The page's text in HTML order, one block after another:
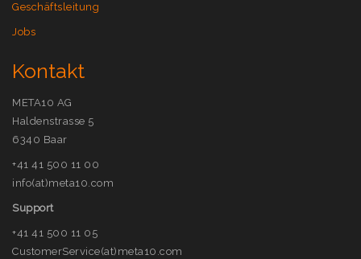
Geschäftsleitung
Jobs
Kontakt
META10 AG
Haldenstrasse 5
6340 Baar
+41 41 500 11 00
info(at)meta10.com
Support
+41 41 500 11 05
CustomerService(at)meta10.com